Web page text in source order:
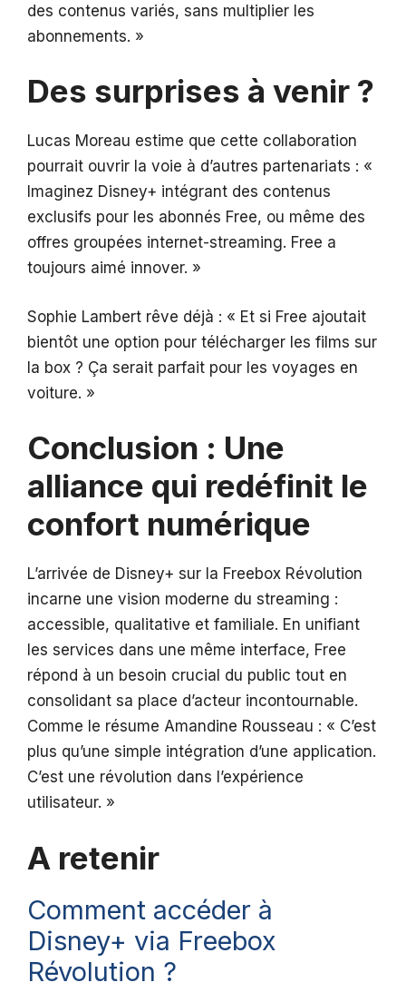
des contenus variés, sans multiplier les
abonnements. »
Des surprises à venir ?
Lucas Moreau estime que cette collaboration
pourrait ouvrir la voie à d’autres partenariats : «
Imaginez Disney+ intégrant des contenus
exclusifs pour les abonnés Free, ou même des
offres groupées internet-streaming. Free a
toujours aimé innover. »
Sophie Lambert rêve déjà : « Et si Free ajoutait
bientôt une option pour télécharger les films sur
la box ? Ça serait parfait pour les voyages en
voiture. »
Conclusion : Une
alliance qui redéfinit le
confort numérique
L’arrivée de Disney+ sur la Freebox Révolution
incarne une vision moderne du streaming :
accessible, qualitative et familiale. En unifiant
les services dans une même interface, Free
répond à un besoin crucial du public tout en
consolidant sa place d’acteur incontournable.
Comme le résume Amandine Rousseau : « C’est
plus qu’une simple intégration d’une application.
C’est une révolution dans l’expérience
utilisateur. »
A retenir
Comment accéder à
Disney+ via Freebox
Révolution ?